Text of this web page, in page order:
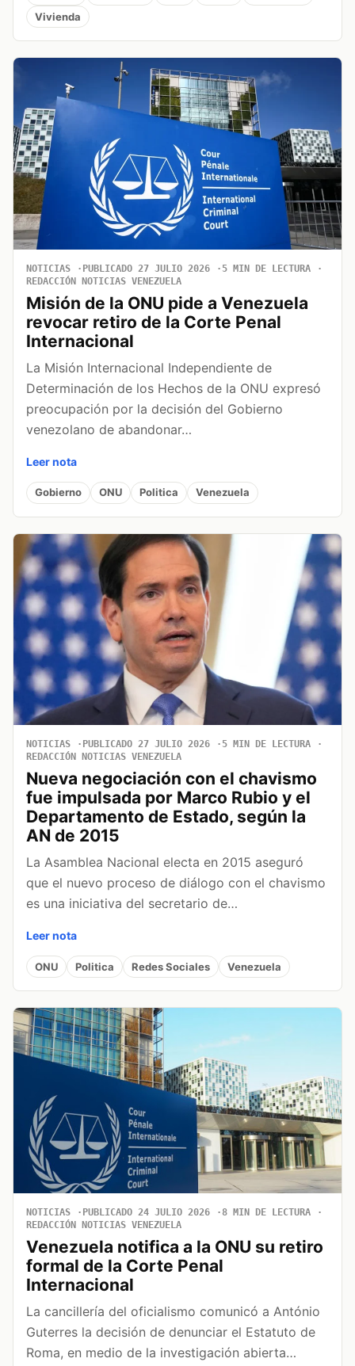
Vivienda
NOTICIAS PUBLICADO 27 JULIO 2026
5 MIN DE LECTURA
REDACCIÓN NOTICIAS VENEZUELA
Misión de la ONU pide a Venezuela
revocar retiro de la Corte Penal
Internacional
La Misión Internacional Independiente de
Determinación de los Hechos de la ONU expresó
preocupación por la decisión del Gobierno
venezolano de abandonar…
Leer nota
Gobierno ONU Politica Venezuela
NOTICIAS PUBLICADO 27 JULIO 2026
5 MIN DE LECTURA
REDACCIÓN NOTICIAS VENEZUELA
Nueva negociación con el chavismo
fue impulsada por Marco Rubio y el
Departamento de Estado, según la
AN de 2015
La Asamblea Nacional electa en 2015 aseguró
que el nuevo proceso de diálogo con el chavismo
es una iniciativa del secretario de…
Leer nota
ONU Politica Redes Sociales Venezuela
NOTICIAS PUBLICADO 24 JULIO 2026
8 MIN DE LECTURA
REDACCIÓN NOTICIAS VENEZUELA
Venezuela notifica a la ONU su retiro
formal de la Corte Penal
Internacional
La cancillería del oficialismo comunicó a António
Guterres la decisión de denunciar el Estatuto de
Roma, en medio de la investigación abierta…